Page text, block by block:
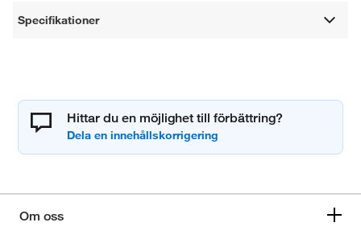
Specifikationer
Hittar du en möjlighet till förbättring?
Om oss